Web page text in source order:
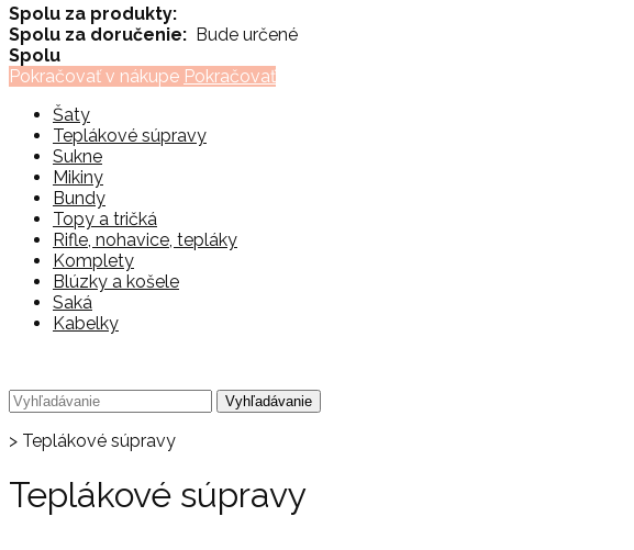
Spolu za produkty:
Spolu za doručenie: Bude určené
Spolu
Pokračovať v nákupe Pokračovať
Šaty
Teplákové súpravy
Sukne
Mikiny
Bundy
Topy a tričká
Rifle, nohavice, tepláky
Komplety
Blúzky a košele
Saká
Kabelky
> Teplákové súpravy
Teplákové súpravy